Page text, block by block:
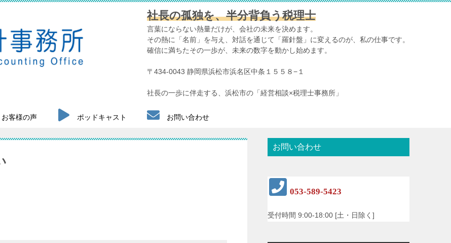
社長の孤独を、半分背負う税理士
言葉にならない熱量だけが、会社の未来を決めます。
その熱に「名前」を与え、対話を通じて「羅針盤」に変えるのが、私の仕事です。
確信に満ちたその一歩が、未来の数字を動かし始めます。
〒434-0043 静岡県浜松市浜名区中条１５５８−１
社長の一歩に伴走する、浜松市の「経営相談×税理士事務所」
客様の声 ポッドキャスト お問い合わせ
お問い合わせ
053-589-5423
受付時間 9:00-18:00 [土・日除く]